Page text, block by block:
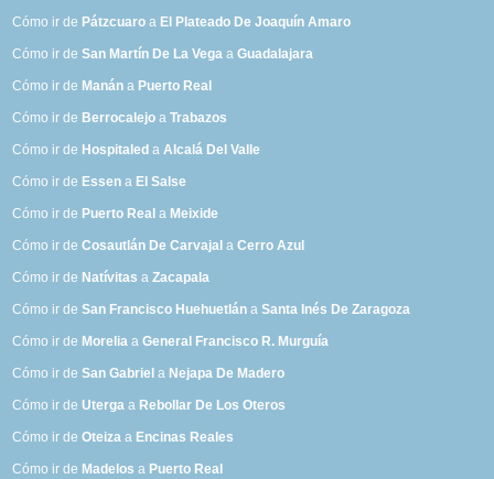
Cómo ir de Pátzcuaro a El Plateado De Joaquín Amaro
Cómo ir deSan Martín De La Vega aGuadalajara
Cómo ir de Manán a Puerto Real
Cómo ir de Berrocalejo aTrabazos
Cómo ir de Hospitaled aAlcalá Del Valle
Cómo ir de Essen a El Salse
Cómo ir de Puerto Real a Meixide
Cómo ir deCosautlán De Carvajal aCerro Azul
Cómo ir de Natívitas aZacapala
Cómo ir deSan Francisco Huehuetlán aSanta Inés De Zaragoza
Cómo ir de Morelia aGeneral Francisco R. Murguía
Cómo ir deSan Gabriel a Nejapa De Madero
Cómo ir deUterga a Rebollar De Los Oteros
Cómo ir deOteiza a Encinas Reales
Cómo ir de Madelos a Puerto Real